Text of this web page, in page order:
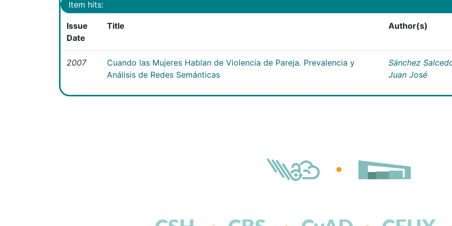
Item hits:
Issue
Date
Title Author(s)
2007
Cuando las Mujeres Hablan de Violencia de Pareja. Prevalencia y
Análisis de Redes Semánticas
Sánchez
Juan José